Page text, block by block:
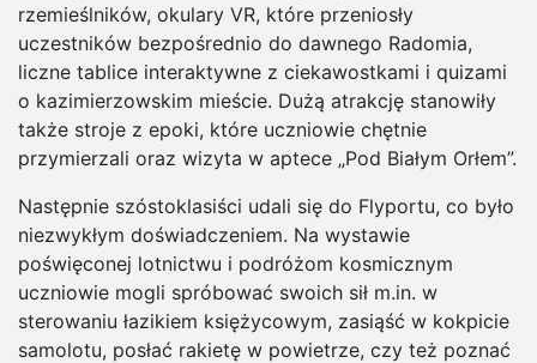
rzemieślników, okulary VR, które przeniosły
uczestników bezpośrednio do dawnego Radomia,
liczne tablice interaktywne z ciekawostkami i quizami
o kazimierzowskim mieście. Dużą atrakcję stanowiły
także stroje z epoki, które uczniowie chętnie
przymierzali oraz wizyta w aptece „Pod Białym Orłem”.
Następnie szóstoklasiści udali się do Flyportu, co było
niezwykłym doświadczeniem. Na wystawie
poświęconej lotnictwu i podróżom kosmicznym
uczniowie mogli spróbować swoich sił m.in. w
sterowaniu łazikiem księżycowym, zasiąść w kokpicie
samolotu, posłać rakietę w powietrze, czy też poznać